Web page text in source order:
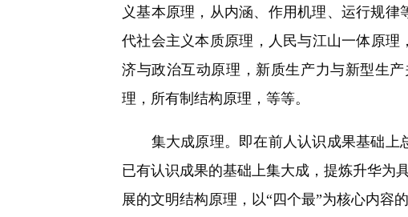
义基本原理，从内涵、作用机理、运行规
代社会主义本质原理，人民与江山一体原
济与政治互动原理，新质生产力与新型生
理，所有制结构原理，等等。
集大成原理。即在前人认识成果基础上
已有认识成果的基础上集大成，提炼升华为
展的文明结构原理，以“四个最”为核心内容